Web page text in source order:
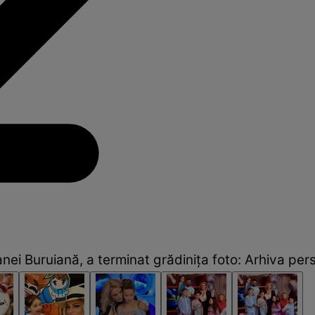
Buruiană, a terminat grădinița foto: Arhiva